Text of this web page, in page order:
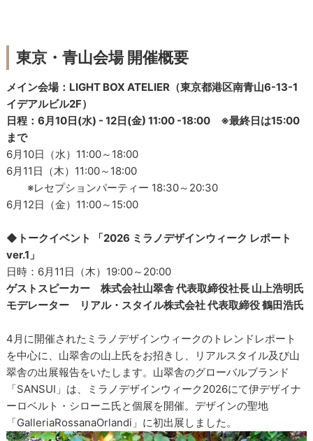
東京・青山会場 開催概要
メイン会場：LIGHT BOX ATELIER（東京都港区南青山6-13-1
イデアルビル2F）
日程：6月10日(水) - 12日(金) 11:00 -18:00 ※最終日は15:00
まで
6月10日（水）11:00～18:00
6月11日（木）11:00～18:00
※レセプションパーティー 18:30～20:30
6月12日（金）11:00～15:00
◆トークイベント 「2026 ミラノデザインウィーク レポート
ver.1」
日時：6月11日（木）19:00～20:00
ゲストスピーカー 株式会社山翠舎 代表取締役社長 山上浩明氏
モデレーター リアル・スタイル株式会社 代表取締役 鶴田浩氏
4月に開催されたミラノデザインウィークのトレンドレポート
を中心に、山翠舎の山上氏をお招きし、リアルスタイル及び山
翠舎の出展報告をいたします。山翠舎のグローバルブランド
「SANSUI」は、ミラノデザインウィーク2026にて伊デザイナ
ーロベルト・シローニ氏と個展を開催。デザインの聖地
「GalleriaRossanaOrlandi」に初出展しました。